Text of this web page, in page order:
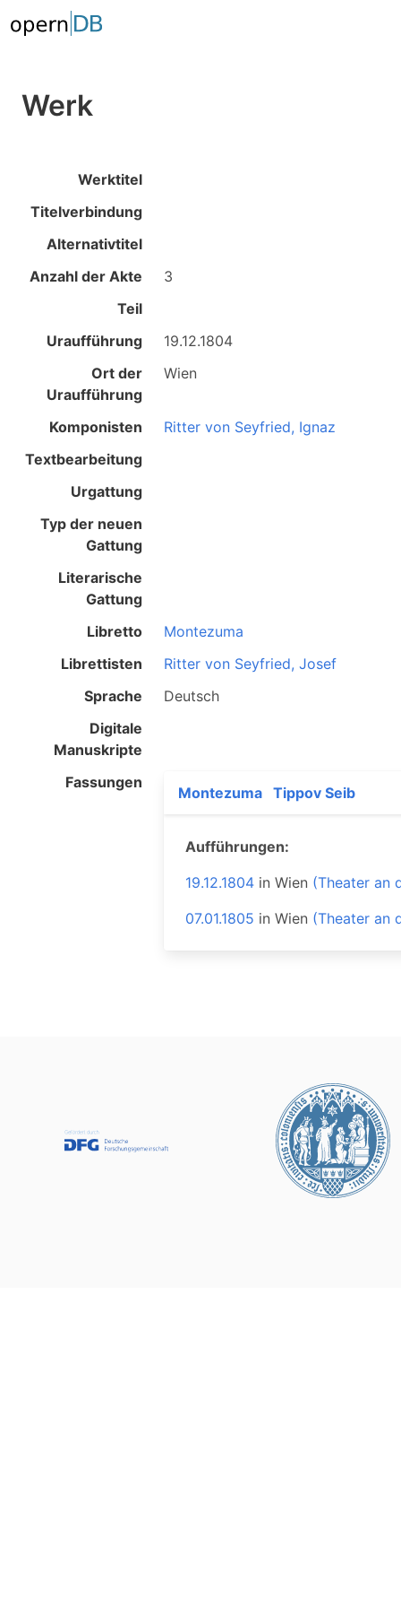
Werk
Werktitel
Titelverbindung
Alternativtitel
Anzahl der Akte
3
Teil
Uraufführung
19.12.1804
Ort der
Uraufführung
Wien
Komponisten
Ritter von Seyfried, Ignaz
Textbearbeitung
Urgattung
Typ der neuen
Gattung
Literarische
Gattung
Libretto
Montezuma
Librettisten
Ritter von Seyfried, Josef
Sprache
Deutsch
Digitale
Manuskripte
Fassungen
Montezuma Tippov Seib
Aufführungen:
19.12.1804 inWien (Theater an
07.01.1805 inWien (Theater an